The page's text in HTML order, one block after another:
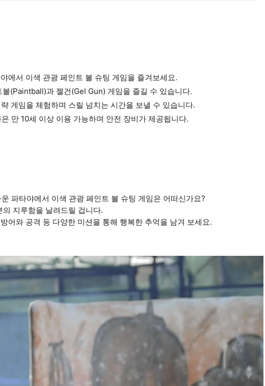
에서 이색 관광 페인트 볼 슈팅 게임을 즐겨보세요.
(Paintball)과 젤건(Gel Gun) 게임을 즐길 수 있습니다.
게임을 체험하며 스릴 넘치는 시간을 보낼 수 있습니다.
만 10세 이상 이용 가능하며 안전 장비가 제공됩니다.
파타야에서 이색 관광 페인트 볼 슈팅 게임은 어떠신가요?
지루함을 날려드릴 겁니다.
어와 공격 등 다양한 미션을 통해 행복한 추억을 남겨 보세요.